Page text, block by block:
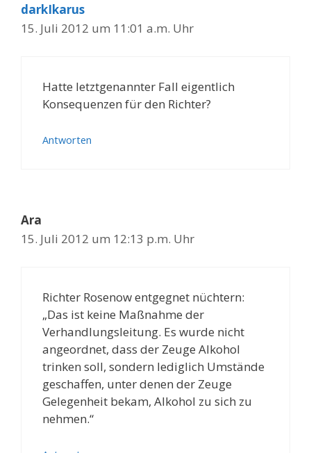
darkIkarus
15. Juli 2012 um 11:01 a.m. Uhr
Hatte letztgenannter Fall eigentlich
Konsequenzen für den Richter?
Antworten
Ara
15. Juli 2012 um 12:13 p.m. Uhr
Richter Rosenow entgegnet nüchtern:
„Das ist keine Maßnahme der
Verhandlungsleitung. Es wurde nicht
angeordnet, dass der Zeuge Alkohol
trinken soll, sondern lediglich Umstände
geschaffen, unter denen der Zeuge
Gelegenheit bekam, Alkohol zu sich zu
nehmen.“